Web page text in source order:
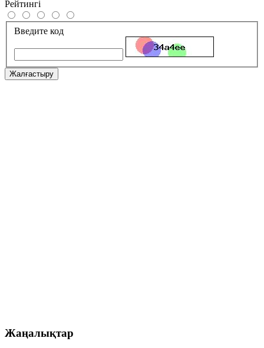
Рейтингі
Введите код
Жалғастыру
Жаңалықтар